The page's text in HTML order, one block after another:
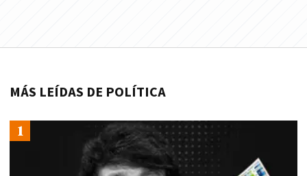
MÁS LEÍDAS DE POLÍTICA